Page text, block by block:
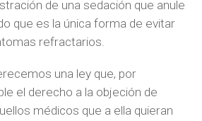
de una sedación que anule
que es la única forma de evitar
refractarios.
una ley que, por
el derecho a la objeción de
médicos que a ella quieran